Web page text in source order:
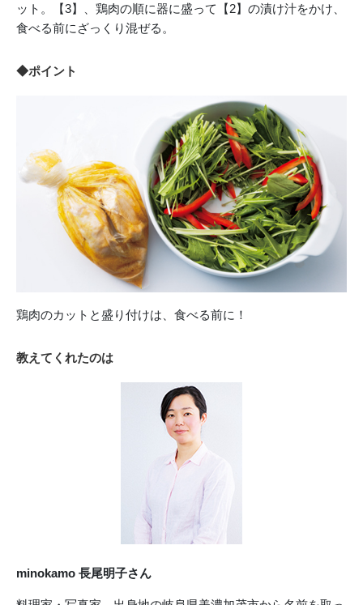
ット。【3】、鶏肉の順に器に盛って【2】の漬け汁をかけ、
食べる前にざっくり混ぜる。
◆ポイント
鶏肉のカットと盛り付けは、食べる前に！
教えてくれたのは
minokamo 長尾明子さん